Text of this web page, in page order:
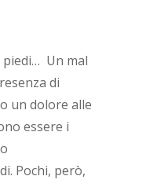
piedi… Un mal
di
un dolore alle
essere i
Pochi, però,